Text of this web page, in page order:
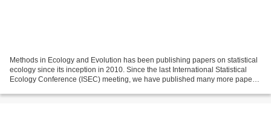
Methods in Ecology and Evolution has been publishing papers on statistical
ecology since its inception in 2010. Since the last International Statistical
Ecology Conference (ISEC) meeting, we have published many more papers,